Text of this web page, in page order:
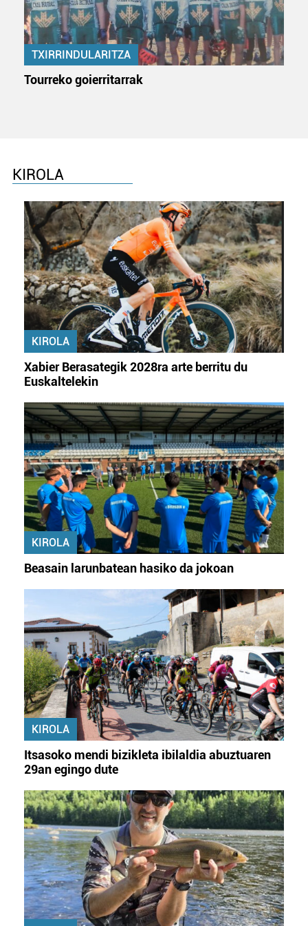
neurtzeko, jendeari buruzko informazioa biltzeko eta
produktuak garatzeko. Zure datuak nork eta zertarako
erabiltzen dituen hauta dezakezu.
interes komertzial legitimoetan babesten dira. Ikusi gure
Lortu zure datu pertsonalak prozesatzeko moduari
buruzko informazio gehiago eta ezarri zure lehentasunak
datuen atalean. Edozein unetan alda edo ken dezakezu
zure baimena Cookieen adierazpenean.
Webgune honek cookie propioak eta hirugarrenen cookie-
fitxategiak erabiltzen ditu. Zure esperientzia eta
zerbitzuak hobetzeko asmoz, cookie teknologiaz
baliatzen gara. Ohar hau onartuz gero, teknologia hori
erabiltzeko baimen esplizitua ematen diguzu.Gehiago
irakurri
TXIRRINDULARITZA
Tourreko goierritarrak
KIROLA
KIROLA
Xabier Berasategik 2028ra arte berritu du
Euskaltelekin
KIROLA
Beasain larunbatean hasiko da jokoan
KIROLA
Itsasoko mendi bizikleta ibilaldia abuztuaren
29an egingo dute